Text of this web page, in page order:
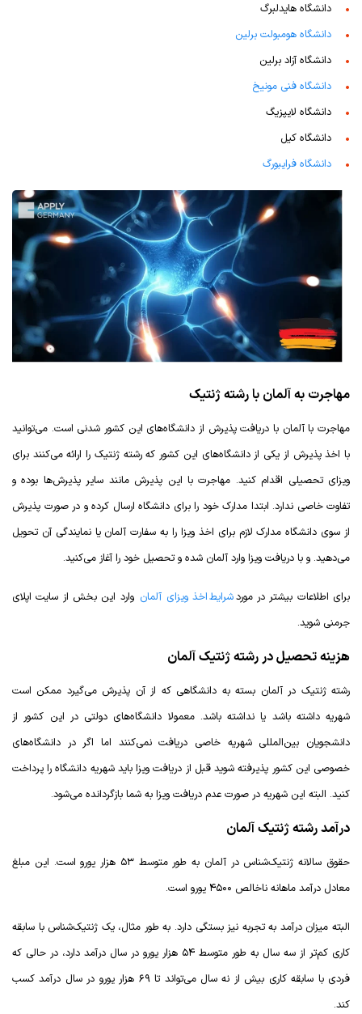
دانشگاه‌ هایدلبرگ
دانشگاه هومبولت برلین
دانشگاه آزاد برلین
دانشگاه فنی مونیخ
دانشگاه لایپزیگ
دانشگاه کیل
دانشگاه فرایبورگ
مهاجرت به آلمان با رشته ژنتیک
مهاجرت با آلمان با دریافت پذیرش از دانشگاه‌های این کشور شدنی است. می‌توانید
با اخذ پذیرش از یکی از دانشگاه‌های این کشور که رشته ژنتیک را ارائه می‌کنند برای
ویزای تحصیلی اقدام کنید. مهاجرت با این پذیرش مانند سایر پذیرش‌ها بوده و
تفاوت خاصی ندارد. ابتدا مدارک خود را برای دانشگاه ارسال کرده و در صورت پذیرش
از سوی دانشگاه مدارک لازم برای اخذ ویزا را به سفارت آلمان یا نمایندگی آن تحویل
می‌دهید. و با دریافت ویزا وارد آلمان شده و تحصیل خود را آغاز می‌کنید.
برای اطلاعات بیشتر در موردشرایط اخذ ویزای آلمان وارد این بخش از سایت اپلای
جرمنی شوید.
هزینه تحصیل در رشته ژنتیک آلمان
رشته ژنتیک در آلمان بسته به دانشگاهی که از آن پذیرش می‌گیرد ممکن است
شهریه داشته باشد یا نداشته باشد. معمولا دانشگاه‌های دولتی در این کشور از
دانشجویان بین‌المللی شهریه خاصی دریافت نمی‌کنند اما اگر در دانشگاه‌های
خصوصی این کشور پذیرفته شوید قبل از دریافت ویزا باید شهریه دانشگاه را پرداخت
کنید. البته این شهریه در صورت عدم دریافت ویزا به شما بازگردانده می‌شود.
درآمد رشته ژنتیک آلمان
حقوق سالانه ژنتیک‌شناس در آلمان به طور متوسط ۵۳ هزار یورو است. این مبلغ
معادل درآمد ماهانه ناخالص ۴۵۰۰ یورو است.
البته میزان درآمد به تجربه نیز بستگی دارد. به طور مثال، یک ژنتیک‌شناس با سابقه
کاری کم‌تر از سه سال به طور متوسط ۵۴ هزار یورو در سال درآمد دارد، در حالی که
فردی با سابقه کاری بیش از نه سال می‌تواند تا ۶۹ هزار یورو در سال درآمد کسب
کند.